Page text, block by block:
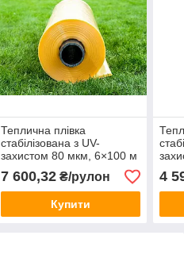
Теплична плівка
стабілізована з UV-
захистом 80 мкм, 6×100 м
7 600,32₴/рулон
Купити
4